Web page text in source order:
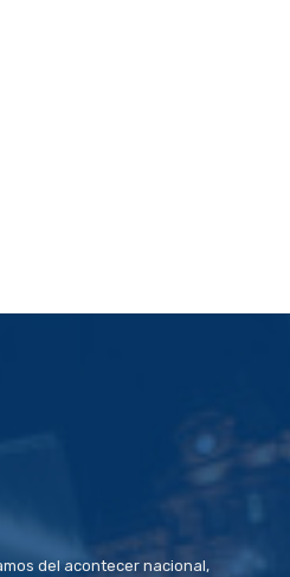
del acontecer nacional,